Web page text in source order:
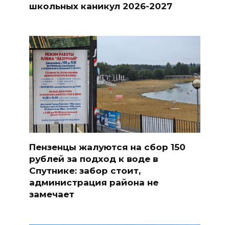
школьных каникул 2026-2027
Пензенцы жалуются на сбор 150
рублей за подход к воде в
Спутнике: забор стоит,
администрация района не
замечает